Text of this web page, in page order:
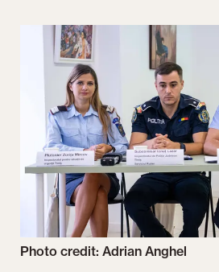
Photo credit: Adrian Anghel